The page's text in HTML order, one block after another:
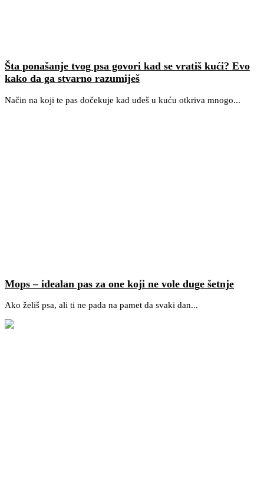
Šta ponašanje tvog psa govori kad se vratiš kući? Evo
kako da ga stvarno razumiješ
Način na koji te pas dočekuje kad uđeš u kuću otkriva mnogo...
Mops – idealan pas za one koji ne vole duge šetnje
Ako želiš psa, ali ti ne pada na pamet da svaki dan...